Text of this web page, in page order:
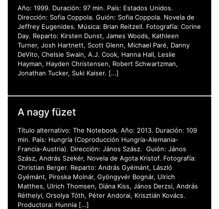
Año: 1999. Duración: 97 min. País: Estados Unidos.
Dirección: Sofia Coppola. Guión: Sofia Coppola. Novela de
Jeffrey Eugenides. Música: Brian Reitzell. Fotografía: Corine
Day. Reparto: Kirsten Dunst, James Woods, Kathleen
Turner, Josh Hartnett, Scott Glenn, Michael Paré, Danny
DeVito, Chelsie Swain, A.J. Cook, Hanna Hall, Leslie
Hayman, Hayden Christensen, Robert Schwartzman,
Jonathan Tucker, Suki Kaiser. […]
A nagy füzet
Título alternativo: The Notebook. Año: 2013. Duración: 109
min. País: Hungría (Coproducción Hungría-Alemania-
Francia-Austria). Dirección: János Szász. Guión: János
Szász, András Szekér, Novela de Agota Kristof. Fotografía:
Christian Berger. Reparto: András Gyémánt, László
Gyémánt, Piroska Molnár, Gyöngyvér Bognár, Ulrich
Matthes, Ulrich Thomsen, Diána Kiss, János Derzsi, András
Réthelyi, Orsolya Tóth, Péter Andorai, Krisztián Kovács.
Productora: Hunnia […]